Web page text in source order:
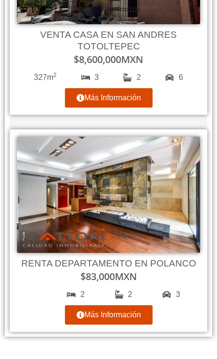
VENTA CASA EN SAN ANDRES
TOTOLTEPEC
$8,600,000MXN
327m2 3 2 6
Más Información
RENTA DEPARTAMENTO EN POLANCO
$83,000MXN
2 2 3
Más Información